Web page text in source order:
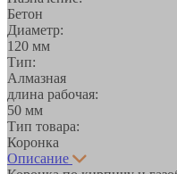
Бетон
Диаметр:
120 мм
Тип:
Алмазная
длина рабочая:
50 мм
Тип товара:
Коронка
Описание